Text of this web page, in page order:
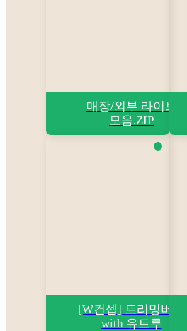
매장/외부 라이브
모음.ZIP
[W컨셉] 트리밍버드
with 유트루